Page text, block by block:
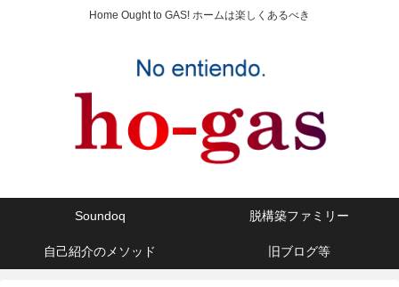
Home Ought to GAS! ホームは楽しくあるべき
Soundoq 脱構築ファミリー
自己紹介のメソッド 旧ブログ等